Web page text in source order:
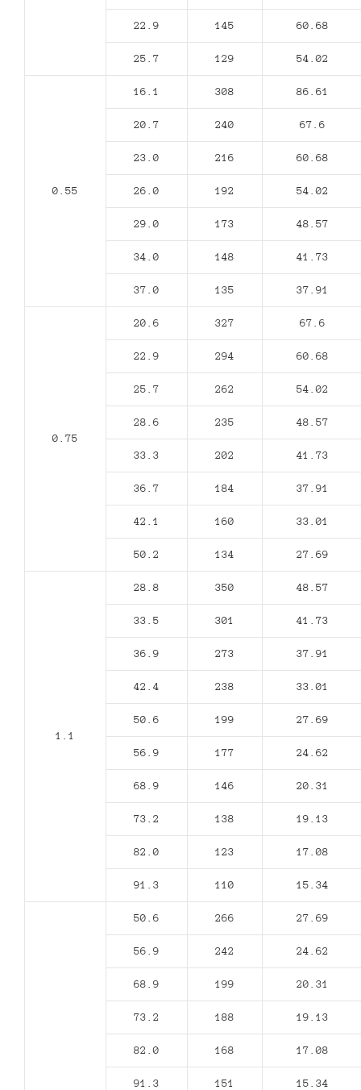
22.9 145 60.68
25.7 129 54.02
0.55
16.1 308 86.61
20.7 240 67.6
23.0 216 60.68
26.0 192 54.02
29.0 173 48.57
34.0 148 41.73
37.0 135 37.91
0.75
20.6 327 67.6
22.9 294 60.68
25.7 262 54.02
28.6 235 48.57
33.3 202 41.73
36.7 184 37.91
42.1 160 33.01
50.2 134 27.69
1.1
28.8 350 48.57
33.5 301 41.73
36.9 273 37.91
42.4 238 33.01
50.6 199 27.69
56.9 177 24.62
68.9 146 20.31
73.2 138 19.13
82.0 123 17.08
91.3 110 15.34
50.6 266 27.69
56.9 242 24.62
68.9 199 20.31
73.2 188 19.13
82.0 168 17.08
91.3 151 15.34